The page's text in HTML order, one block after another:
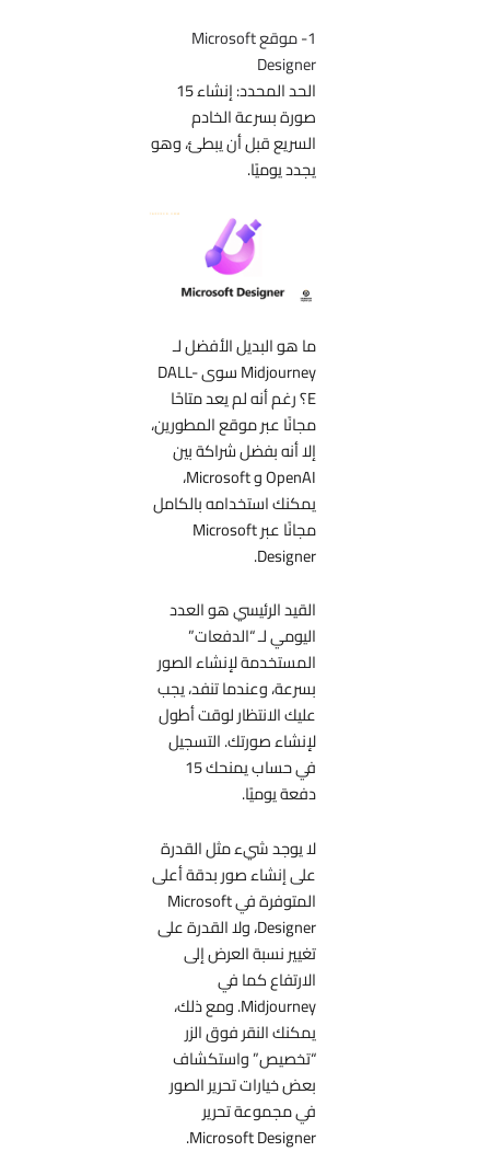
1- ‎موقع Microsoft
Designer
الحد المحدد: إنشاء 15
صورة بسرعة الخادم
السريع قبل أن يبطئ، وهو
يجدد يوميًا.
ما هو البديل الأفضل لـ
Midjourney سوى DALL-
E؟ رغم أنه لم يعد متاحًا
مجانًا عبر موقع المطورين،
إلا أنه بفضل شراكة بين
OpenAI و Microsoft،
يمكنك استخدامه بالكامل
مجانًا عبر Microsoft
Designer.
القيد الرئيسي هو العدد
اليومي لـ “الدفعات”
المستخدمة لإنشاء الصور
بسرعة، وعندما تنفد، يجب
عليك الانتظار لوقت أطول
لإنشاء صورتك. التسجيل
في حساب يمنحك 15
دفعة يوميًا.
لا يوجد شيء مثل القدرة
على إنشاء صور بدقة أعلى
المتوفرة في Microsoft
Designer، ولا القدرة على
تغيير نسبة العرض إلى
الارتفاع كما في
Midjourney. ومع ذلك،
يمكنك النقر فوق الزر
“تخصيص” واستكشاف
بعض خيارات تحرير الصور
في مجموعة تحرير
Microsoft Designer.